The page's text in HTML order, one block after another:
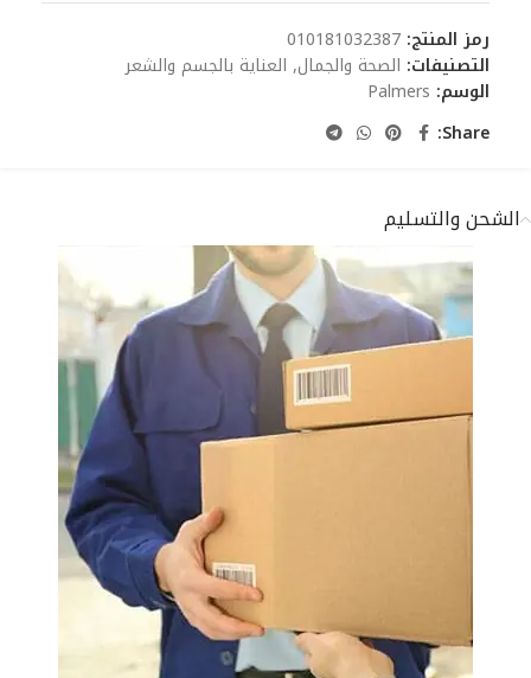
رمز المنتج: 010181032387
التصنيفات: الصحة والجمال, العناية بالجسم والشعر
الوسم: Palmers
Share:
الشحن والتسليم